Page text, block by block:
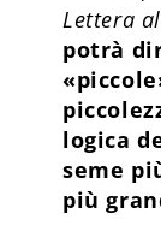
Lettera
potrà
logica
seme
più